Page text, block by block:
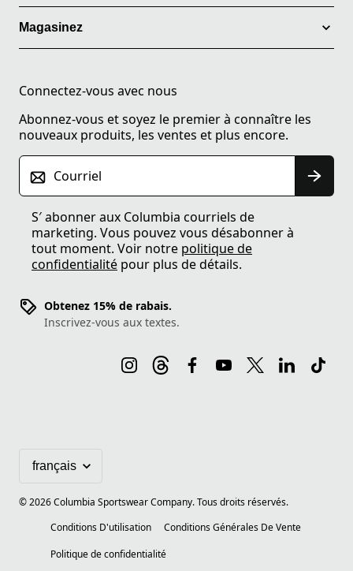
Magasinez
Connectez-vous avec nous
Abonnez-vous et soyez le premier à connaître les
nouveaux produits, les ventes et plus encore.
Courriel
S′ abonner aux Columbia courriels de
marketing. Vous pouvez vous désabonner à
tout moment. Voir notre politique de
confidentialité pour plus de détails.
Obtenez 15% de rabais.
Inscrivez-vous aux textes.
©2026Columbia Sportswear Company. Tous droits réservés.
Conditions D'utilisation
Conditions Générales De Vente
Politique de confidentialité